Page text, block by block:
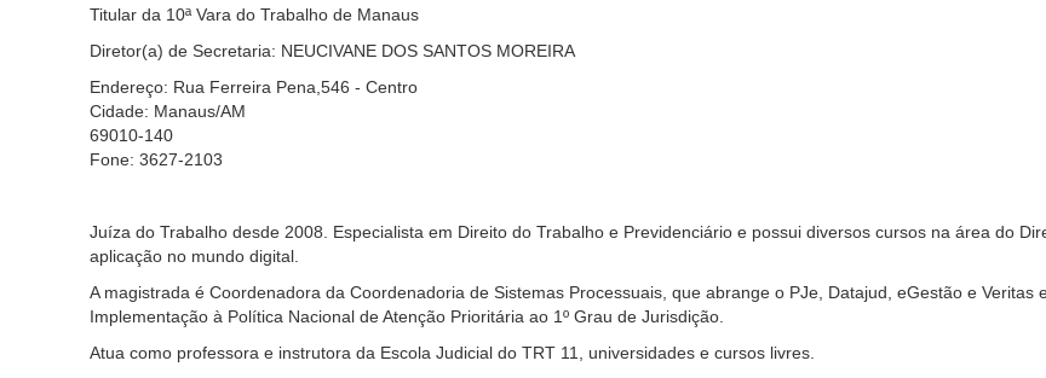
Titular da 10ª Vara do Trabalho de Manaus
Diretor(a) de Secretaria: NEUCIVANE DOS SANTOS MOREIRA
Endereço: Rua Ferreira Pena,546 - Centro
Cidade: Manaus/AM
69010-140
Fone: 3627-2103
Juíza do Trabalho desde 2008. Especialista em Direito do Trabalho e Previdenciário e possui diversos cursos na área do
aplicação no mundo digital.
A magistrada é Coordenadora da Coordenadoria de Sistemas Processuais, que abrange o PJe, Datajud, eGestão e
Implementação à Política Nacional de Atenção Prioritária ao 1º Grau de Jurisdição.
Atua como professora e instrutora da Escola Judicial do TRT 11, universidades e cursos livres.